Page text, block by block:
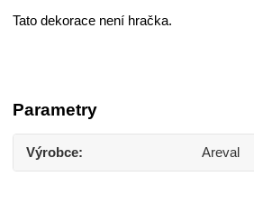
Tato dekorace není hračka.
Parametry
Výrobce Areval